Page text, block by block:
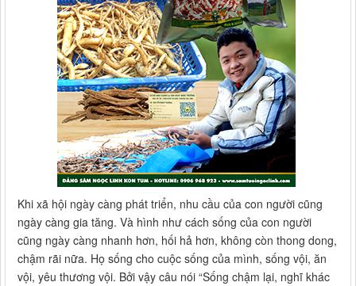
Khi xã hội ngày càng phát triển, nhu cầu của con người cũng
ngày càng gia tăng. Và hình như cách sống của con người
cũng ngày càng nhanh hơn, hối hả hơn, không còn thong dong,
chậm rãi nữa. Họ sống cho cuộc sống của mình, sống vội, ăn
vội, yêu thương vội. Bởi vậy câu nói “Sống chậm lại, nghĩ khác